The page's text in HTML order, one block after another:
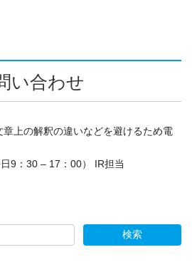
い合わせ
上の解釈の違いなどを避けるため電
9：30 – 17：00） IR担当